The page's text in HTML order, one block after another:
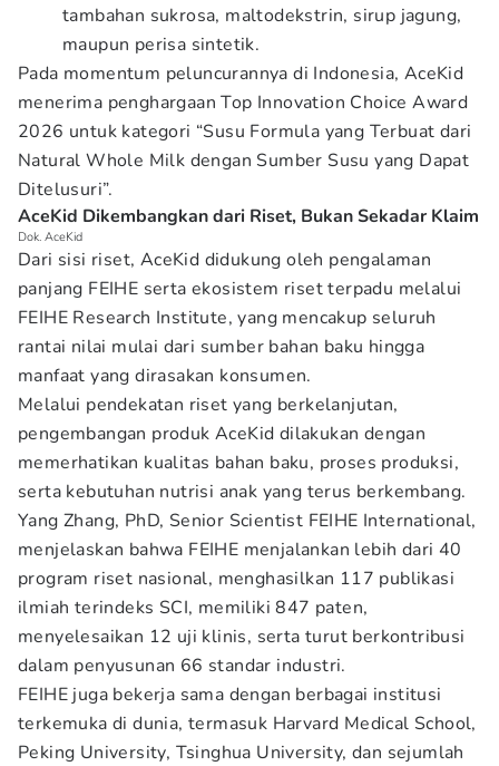
tambahan sukrosa, maltodekstrin, sirup jagung,
maupun perisa sintetik.
Pada momentum peluncurannya di Indonesia, AceKid
menerima penghargaan Top Innovation Choice Award
2026 untuk kategori “Susu Formula yang Terbuat dari
Natural Whole Milk dengan Sumber Susu yang Dapat
Ditelusuri”.
AceKid Dikembangkan dari Riset, Bukan Sekadar Klaim
Dok. AceKid
Dari sisi riset, AceKid didukung oleh pengalaman
panjang FEIHE serta ekosistem riset terpadu melalui
FEIHE Research Institute, yang mencakup seluruh
rantai nilai mulai dari sumber bahan baku hingga
manfaat yang dirasakan konsumen.
Melalui pendekatan riset yang berkelanjutan,
pengembangan produk AceKid dilakukan dengan
memerhatikan kualitas bahan baku, proses produksi,
serta kebutuhan nutrisi anak yang terus berkembang.
Yang Zhang, PhD, Senior Scientist FEIHE International,
menjelaskan bahwa FEIHE menjalankan lebih dari 40
program riset nasional, menghasilkan 117 publikasi
ilmiah terindeks SCI, memiliki 847 paten,
menyelesaikan 12 uji klinis, serta turut berkontribusi
dalam penyusunan 66 standar industri.
FEIHE juga bekerja sama dengan berbagai institusi
terkemuka di dunia, termasuk Harvard Medical School,
Peking University, Tsinghua University, dan sejumlah